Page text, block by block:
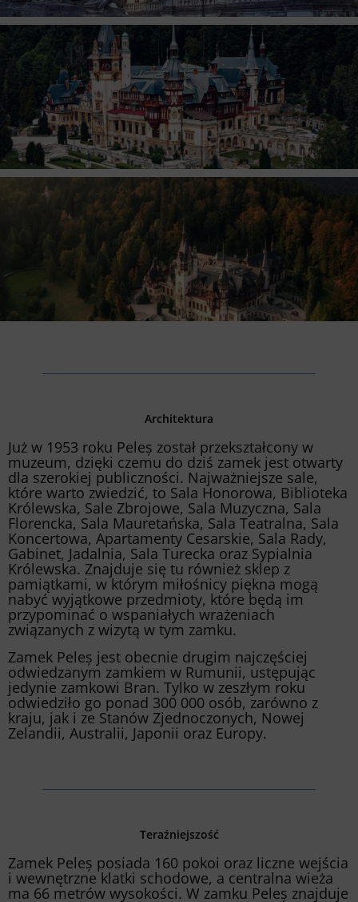
Architektura
Już w 1953 roku Peleș został przekształcony w
muzeum, dzięki czemu do dziś zamek jest otwarty
dla szerokiej publiczności. Najważniejsze sale,
które warto zwiedzić, to Sala Honorowa, Biblioteka
Królewska, Sale Zbrojowe, Sala Muzyczna, Sala
Florencka, Sala Mauretańska, Sala Teatralna, Sala
Koncertowa, Apartamenty Cesarskie, Sala Rady,
Gabinet, Jadalnia, Sala Turecka oraz Sypialnia
Królewska. Znajduje się tu również sklep z
pamiątkami, w którym miłośnicy piękna mogą
nabyć wyjątkowe przedmioty, które będą im
przypominać o wspaniałych wrażeniach
związanych z wizytą w tym zamku.
Zamek Peleș jest obecnie drugim najczęściej
odwiedzanym zamkiem w Rumunii, ustępując
jedynie zamkowi Bran. Tylko w zeszłym roku
odwiedziło go ponad 300 000 osób, zarówno z
kraju, jak i ze Stanów Zjednoczonych, Nowej
Zelandii, Australii, Japonii oraz Europy.
Teraźniejszość
Zamek Peleș posiada 160 pokoi oraz liczne wejścia
i wewnętrzne klatki schodowe, a centralna wieża
ma 66 metrów wysokości. W zamku Peleș znajduje